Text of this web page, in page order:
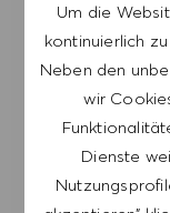
Um die
kontinuierlich
Neben den
wir
Dienste
HINWEIS: Mit
damit
zu
mich jederzeit
den Mails